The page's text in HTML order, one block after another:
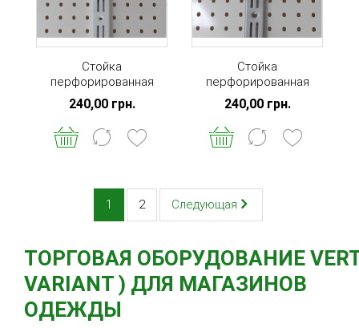
Стойка
перфорированная
двойная белая
L=2000мм
240,00 грн.
Стойка
перфорированная
двойная металлик
L=2000мм
240,00 грн.
1 2 Следующая
ТОРГОВАЯ ОБОРУДОВАНИЕ
VARIANT ) ДЛЯ МАГАЗИНОВ
ОДЕЖДЫ